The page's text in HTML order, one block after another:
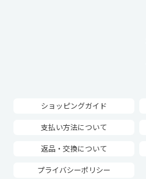
ショッピングガイド
支払い方法について
返品・交換について
プライバシーポリシー